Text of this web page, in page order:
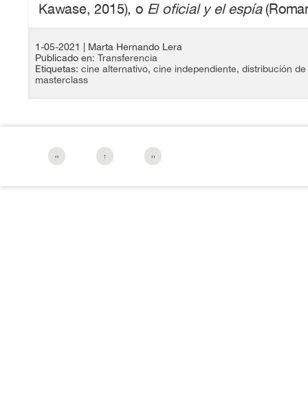
Kawase, 2015), o El oficial y el espía
1-05-2021
| Marta Hernando Lera
Publicado en: Transferencia
Etiquetas: cine alternativo, cine independiente, distribución
masterclass
‹‹ ↑ ››